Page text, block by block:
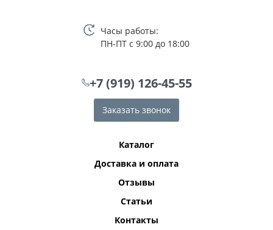
Часы работы:
ПН-ПТ с 9:00 до 18:00
+7 (919) 126-45-55
Заказать звонок
Каталог
Доставка и оплата
Отзывы
Статьи
Контакты